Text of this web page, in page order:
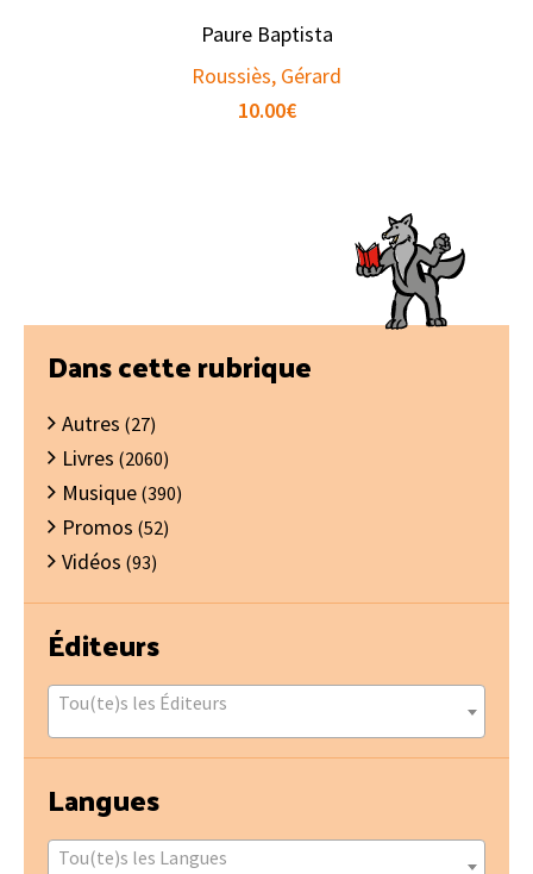
Paure Baptista
Roussiès, Gérard
10.00€
Barre
latérale
principale
Dans cette rubrique
Autres (27)
Livres (2060)
Musique (390)
Promos (52)
Vidéos (93)
Éditeurs
Tou(te)s les Éditeurs
Langues
Tou(te)s les Langues